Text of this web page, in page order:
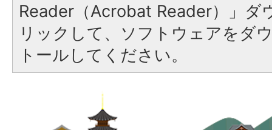
Reader（Acrobat Reader）」ダ
リックして、ソフトウェアをダ
トールしてください。